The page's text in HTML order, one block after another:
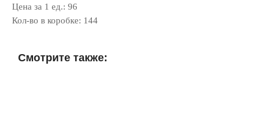
Цена за 1 ед.: 96
Кол-во в коробке: 144
Смотрите также: